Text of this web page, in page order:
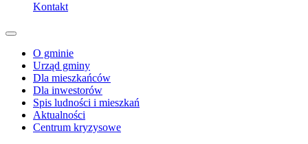
Kontakt
O gminie
Urząd gminy
Dla mieszkańców
Dla inwestorów
Spis ludności i mieszkań
Aktualności
Centrum kryzysowe